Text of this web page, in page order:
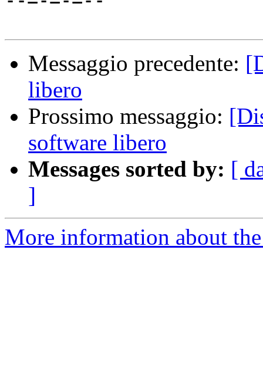
Messaggio precedente:
libero
Prossimo messaggio:
software libero
Messages sorted by: [
]
More information about